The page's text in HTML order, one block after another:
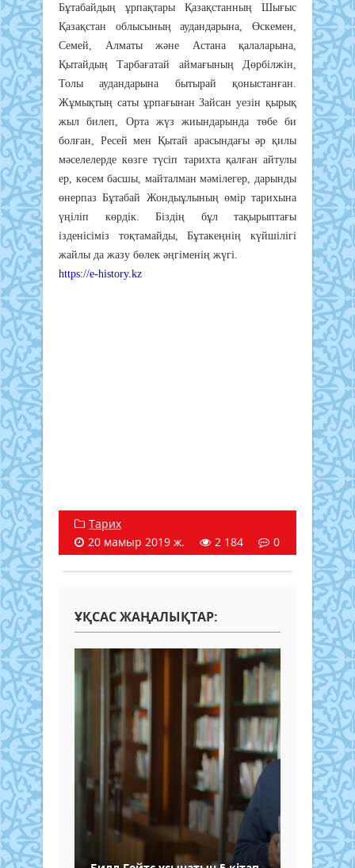
Бұтабайдың ұрпақтары Қазақстанның Шығыс
Қазақстан облысының аудандарына, Өскемен,
Семей, Алматы және Астана қалаларына,
Қытайдың Тарбағатай аймағының Дөрбілжін,
Толы аудандарына бытырай қоныстанған.
Жұмықтың саты ұрпағынан Зайсан уезін қырық
жыл билеп, Орта жүз жиындарында төбе би
болған, Ресей мен Қытай арасындағы әр қилы
мәселелерде көзге түсіп тарихта қалған айтулы
ер, көсем басшы, майталман мәмілегер, дарынды
өнерпаз Бұтабай Жондыұлының өмір тарихына
үңіліп көрдік. Біздің бұл тақырыптағы
ізденісіміз тоқтамайды, Бұтакеңнің күйшілігі
жайлы да жазу бөлек әңгіменің жүгі.
https://e-history.kz
Тарих
20 мамыр 2019 ж.
2 184 0
ҰҚСАС ЖАҢАЛЫҚТАР: